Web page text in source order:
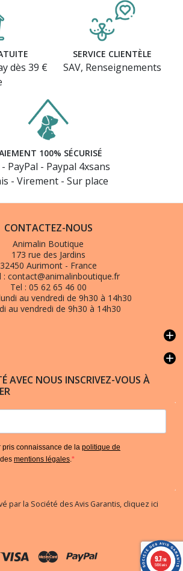
dès 39 €
SERVICE CLIENTÈLE
SAV, Renseignements
100% SÉCURISÉ
- PayPal - Paypal 4xsans
- Virement - Sur place
CONTACTEZ-NOUS
Animalin Boutique
173 rue des Jardins
32450 Aurimont - France
: contact@animalinboutique.fr
Tel : 05 62 65 46 00
au vendredi de 9h30 à 14h30
au vendredi de 9h30 à 14h30
add
add
AVEC NOUS INSCRIVEZ-VOUS À
pris connaissance de la politique de
mentions légales.
par la Société des Avis Garantis, cliquez ici
9.7/10
5836 avis